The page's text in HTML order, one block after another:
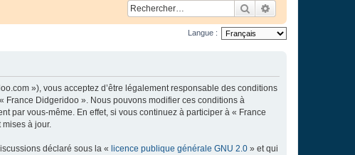
Rechercher
Langue :
»), vous acceptez d’être légalement responsable des conditions
France Didgeridoo ». Nous pouvons modifier ces conditions à
par vous-même. En effet, si vous continuez à participer à « France
à jour.
déclaré sous la « licence publique générale GNU 2.0 » et qui